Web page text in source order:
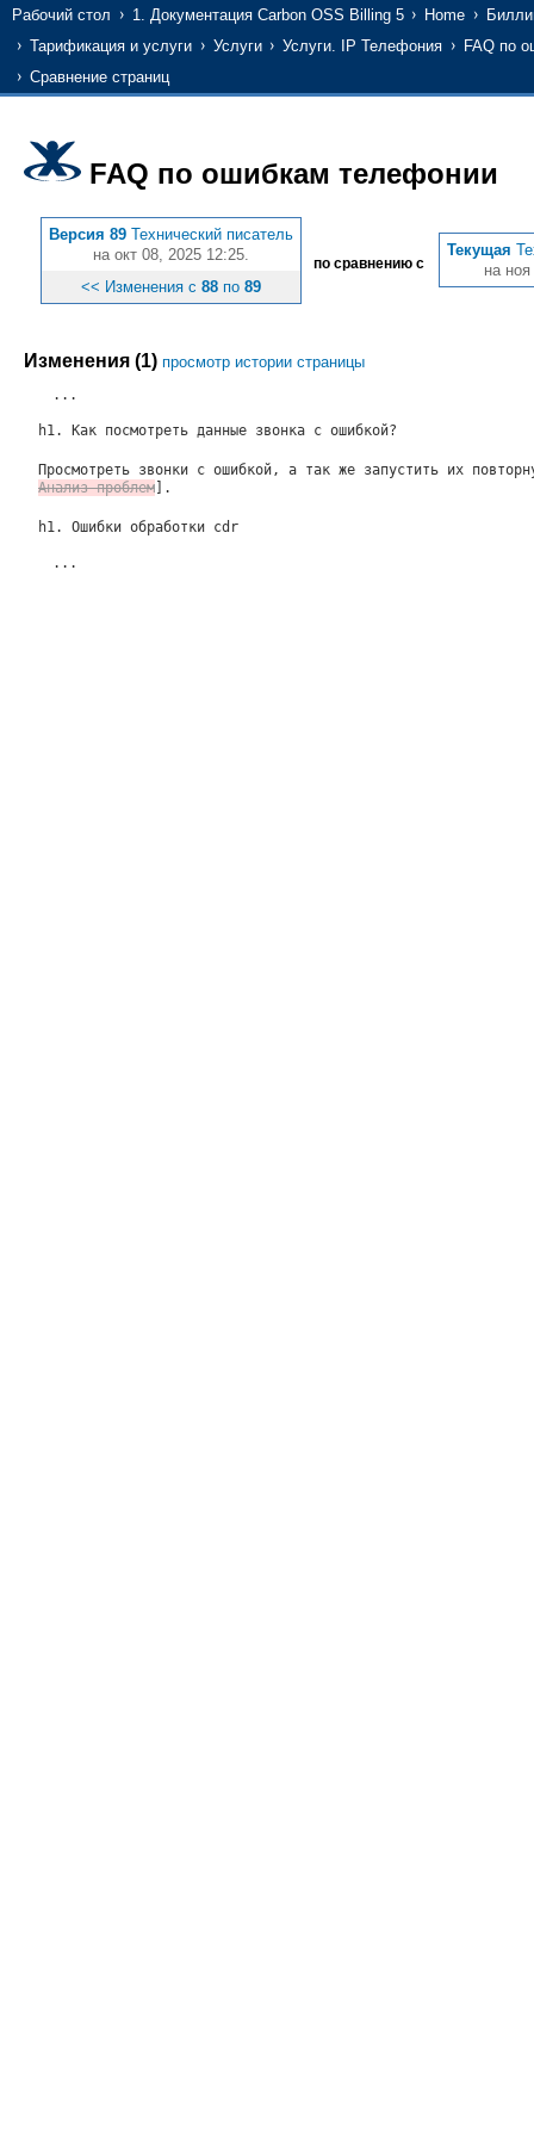
Рабочий стол 1. Документация Carbon OSS Billing 5 Home
Тарификация и услуги
Услуги Услуги. IP Телефония
FAQ по
Сравнение страниц
FAQ по ошибкам телефонии
Версия 89 Технический писатель
на окт 08, 2025 12:25.
<< Изменения с 88 по 89
по сравнению с
Текущая
на
Изменения (1) просмотр истории страницы
...
h1. Как посмотреть данные звонка с ошибкой?
Просмотреть звонки с ошибкой, а так же запустить их
Анализ проблем ].
h1. Ошибки обработки cdr
...